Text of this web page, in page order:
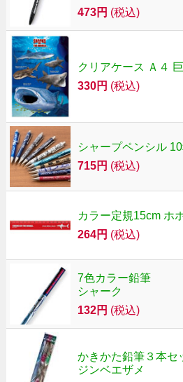
473円 (税込)
クリアケース Ａ４
330円 (税込)
シャープペンシル
715円 (税込)
カラー定規15cm ホ
264円 (税込)
7色カラー鉛筆
シャーク
132円 (税込)
かきかた鉛筆３本セ
ジンベエザメ